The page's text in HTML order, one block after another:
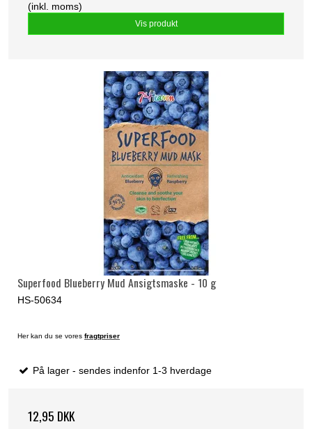
(inkl. moms)
Vis produkt
Superfood Blueberry Mud Ansigtsmaske - 10 g
HS-50634
Her kan du se vores fragtpriser
På lager - sendes indenfor 1-3 hverdage
12,95 DKK